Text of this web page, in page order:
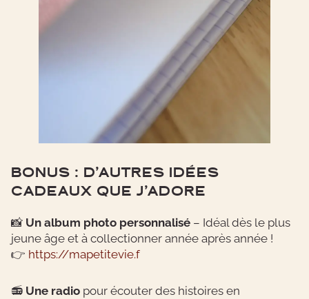
BONUS : D’AUTRES IDÉES
CADEAUX QUE J’ADORE
📸 Un album photo personnalisé – Idéal dès le plus
jeune âge et à collectionner année après année !
👉 https://mapetitevie.f
📻 Une radio pour écouter des histoires en